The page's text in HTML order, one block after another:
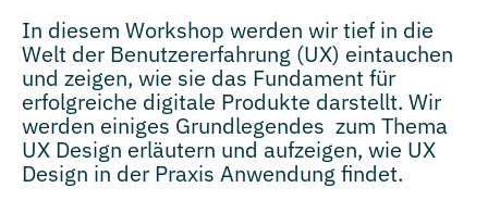
In diesem Workshop werden wir tief in die
Welt der Benutzererfahrung (UX) eintauchen
und zeigen, wie sie das Fundament für
erfolgreiche digitale Produkte darstellt. Wir
werden einiges Grundlegendes zum Thema
UX Design erläutern und aufzeigen, wie UX
Design in der Praxis Anwendung findet.